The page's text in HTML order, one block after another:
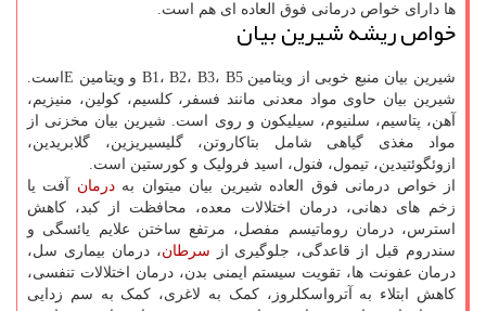
ها دارای خواص درمانی فوق العاده ای هم است.
خواص ریشه شیرین بیان
شیرین بیان منبع خوبی از ویتامین B1، B2، B3، B5 و ویتامین Eاست.
شیرین بیان حاوی مواد معدنی مانند فسفر، کلسیم، کولین، منیزیم،
آهن، پتاسیم، سلنیوم، سیلیکون و روی است. شیرین بیان مخزنی از
مواد مغذی گیاهی شامل بتاکاروتن، گلیسیریزین، گلابریدین،
ازوئگوئتیدین، تیمول، فنول، اسید فرولیک و کورستین است.
از خواص درمانی فوق العاده شیرین بیان میتوان بهدرمان آفت یا
زخم های دهانی، درمان اختلالات معده، محافظت از کبد، کاهش
استرس، درمان روماتیسم مفصل، مرتفع ساختن علایم یائسگی و
سندروم قبل از قاعدگی، جلوگیری از سرطان، درمان بیماری سل،
درمان عفونت ها، تقویت سیستم ایمنی بدن، درمان اختلالات تنفسی،
کاهش ابتلاء به آترواسکلروز، کمک به لاغری، کمک به سم زدایی